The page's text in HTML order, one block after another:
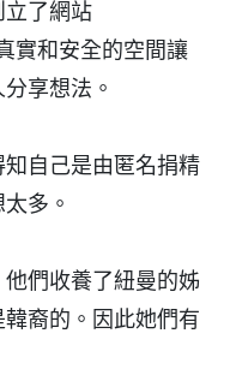
立了網站
實和安全的空間讓
享想法。
自己是由匿名捐精
多。
們收養了紐曼的姊
裔的。因此她們有